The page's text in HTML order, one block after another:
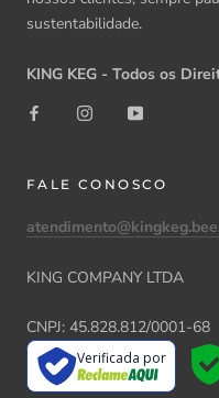
sustentabilidade.
KING KEG - Todos os
FALE CONOSCO
KING COMPANY LTDA
CNPJ: 45.828.812/0001-68
Verificada por